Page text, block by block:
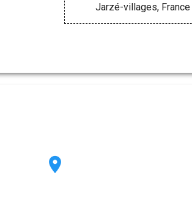
Jarzé-villages, France